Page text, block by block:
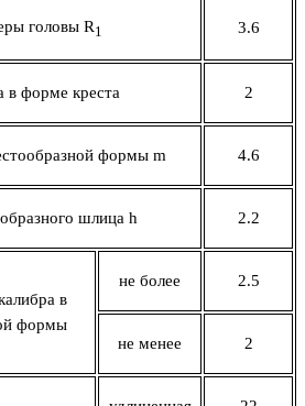
головы R1 3.6
форме креста 2
формы m 4.6
шлица h 2.2
в
формы
не более 2.5
не менее 2